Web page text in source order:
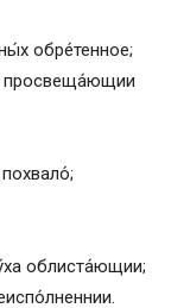
обре́тенное;
просвеща́ющии
облиста́ющии;